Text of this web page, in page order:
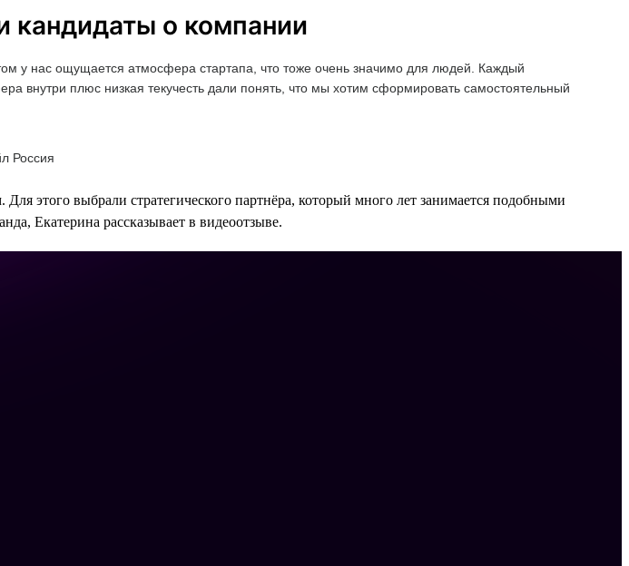
кандидаты о компании
у нас ощущается атмосфера стартапа, что тоже очень значимо для людей. Каждый
внутри плюс низкая текучесть дали понять, что мы хотим сформировать самостоятельный
Россия
этого выбрали стратегического партнёра, который много лет занимается подобными
Екатерина рассказывает в видеоотзыве.